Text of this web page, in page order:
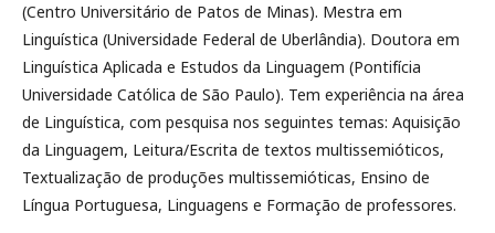
(Centro Universitário de Patos de Minas). Mestra em
Linguística (Universidade Federal de Uberlândia). Doutora em
Linguística Aplicada e Estudos da Linguagem (Pontifícia
Universidade Católica de São Paulo). Tem experiência na área
de Linguística, com pesquisa nos seguintes temas: Aquisição
da Linguagem, Leitura/Escrita de textos multissemióticos,
Textualização de produções multissemióticas, Ensino de
Língua Portuguesa, Linguagens e Formação de professores.